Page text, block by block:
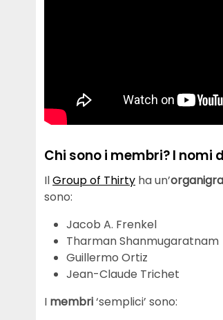
Chi sono i membri? I nomi
IlGroup of Thirty ha un’
sono:
Jacob A. Frenkel
Tharman Shanmugaratnam
Guillermo Ortiz
Jean-Claude Trichet
I membri‘semplici’ sono: